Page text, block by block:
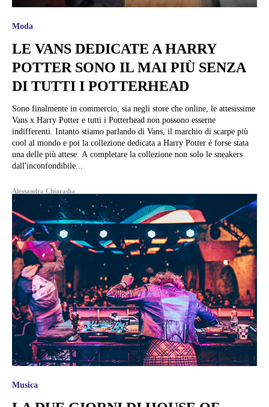
Moda
LE VANS DEDICATE A HARRY
POTTER SONO IL MAI PIÙ SENZA
DI TUTTI I POTTERHEAD
Sono finalmente in commercio, sia negli store che online, le attesissime
Vans x Harry Potter e tutti i Potterhead non possono esserne
indifferenti. Intanto stiamo parlando di Vans, il marchio di scarpe più
cool al mondo e poi la collezione dedicata a Harry Potter è forse stata
una delle più attese. A completare la collezione non solo le sneakers
dall'inconfondibile...
Alessandra Chiaradia
Musica